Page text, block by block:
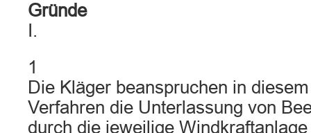
Gründe
I.
1
Die Kläger beanspruchen in
Verfahren die Unterlassung von
durch die jeweilige